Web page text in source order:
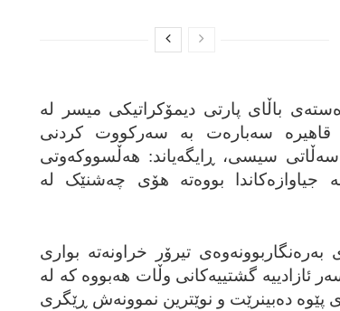
باڵای پارتی دیمۆکراتیکی میسر له‌
سه‌باره‌ت به‌ سه‌رکووت کردنی
سیسی، ڕایگه‌یاند: هه‌ڵسووکه‌وتی
جیاوازه‌کاندا بووه‌ته‌ هۆی چه‌شنێک له‌
تیرۆر خراونه‌ته‌ بواری
گشتییه‌کانی وڵات هه‌بووه‌ که‌ له‌
پێوه‌ ده‌بینرێت و نوێترین نموونه‌ش ڕێگری